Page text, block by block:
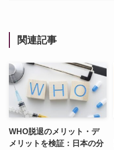
関連記事
WHO脱退のメリット・デ
メリットを検証：日本の分